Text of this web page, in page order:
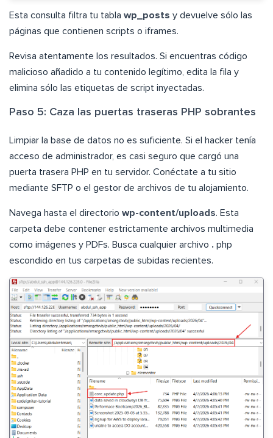
Esta consulta filtra tu tabla wp_posts y devuelve sólo las
páginas que contienen scripts o iframes.
Revisa atentamente los resultados. Si encuentras código
malicioso añadido a tu contenido legítimo, edita la fila y
elimina sólo las etiquetas de script inyectadas.
Paso 5: Caza las puertas traseras PHP sobrantes
Limpiar la base de datos no es suficiente. Si el hacker tenía
acceso de administrador, es casi seguro que cargó una
puerta trasera PHP en tu servidor. Conéctate a tu sitio
mediante SFTP o el gestor de archivos de tu alojamiento.
Navega hasta el directorio wp-content/uploads. Esta
carpeta debe contener estrictamente archivos multimedia
como imágenes y PDFs. Busca cualquier archivo . php
escondido en tus carpetas de subidas recientes.